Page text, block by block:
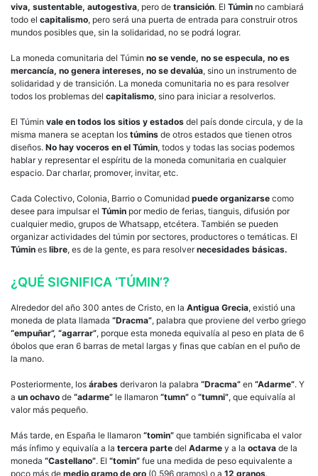
viva, sustentable, autogestiva, pero de transición. El Túmin no cambiará
todo el capitalismo, pero será una puerta de entrada para construir otros
mundos posibles que, sin la solidaridad, no se podrá lograr.
La moneda comunitaria del Túmin no se vende, no se especula, no es
mercancía, no genera intereses, no se devalúa, sino un instrumento de
solidaridad y de transición. La moneda comunitaria no es para resolver
todos los problemas del capitalismo, sino para iniciar a resolverlos.
El Túmin vale en todos los sitios y estados del país donde circula, y de la
misma manera se aceptan los túmins de otros estados que tienen otros
diseños. No hay voceros en el Túmin, todos y todas las socias podemos
hablar y representar el espíritu de la moneda comunitaria en cualquier
espacio. Dar charlar, promover, invitar, etc.
Cada Colectivo, Colonia, Barrio o Comunidad puede organizarse como
desee para impulsar el Túmin por medio de ferias, tianguis, difusión por
cualquier medio, grupos de Whatsapp, etcétera. También se pueden
organizar actividades del túmin por sectores, productores o temáticas. El
Túmin es libre, es de la gente, es para resolvernecesidades básicas.
¿QUÉ SIGNIFICA ‘TÚMIN’?
Alrededor del año 300 antes de Cristo, en la Antigua Grecia, existió una
moneda de plata llamada “Dracma”, palabra que proviene del verbo griego
“empuñar”, “agarrar”, porque esta moneda equivalía al peso en plata de 6
óbolos que eran 6 barras de metal largas y finas que cabían en el puño de
la mano.
Posteriormente, los árabes derivaron la palabra “Dracma” en “Adarme”. Y
a un ochavo de “adarme” le llamaron “tumn” o “tumni”, que equivalía al
valor más pequeño.
Más tarde, en España le llamaron “tomin” que también significaba el valor
más ínfimo y equivalía a la tercera parte del Adarme y a la octava de la
moneda “Castellano”. El “tomin” fue una medida de peso equivalente a
poco más de medio gramo de oro (0.596 gramos) o a 12 granos.